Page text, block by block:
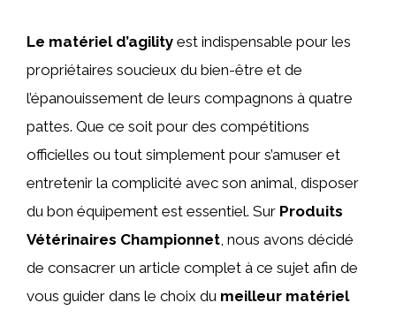
Le matériel d’agility est indispensable pour les
propriétaires soucieux du bien-être et de
l’épanouissement de leurs compagnons à quatre
pattes. Que ce soit pour des compétitions
officielles ou tout simplement pour s’amuser et
entretenir la complicité avec son animal, disposer
du bon équipement est essentiel. Sur Produits
Vétérinaires Championnet , nous avons décidé
de consacrer un article complet à ce sujet afin de
vous guider dans le choix du meilleur matériel